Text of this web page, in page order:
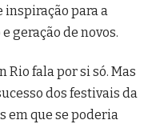
inspiração para a
geração de novos.
Rio fala por si só. Mas
dos festivais da
em que se poderia